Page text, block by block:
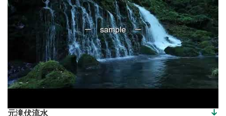
元滝伏流水